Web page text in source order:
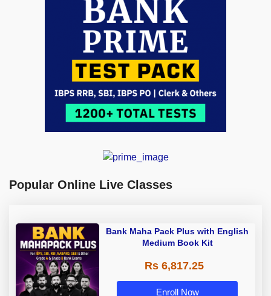
Popular Online Live Classes
Bank Maha Pack Plus with English
Medium Book Kit
Rs 6,817.25
Enroll Now